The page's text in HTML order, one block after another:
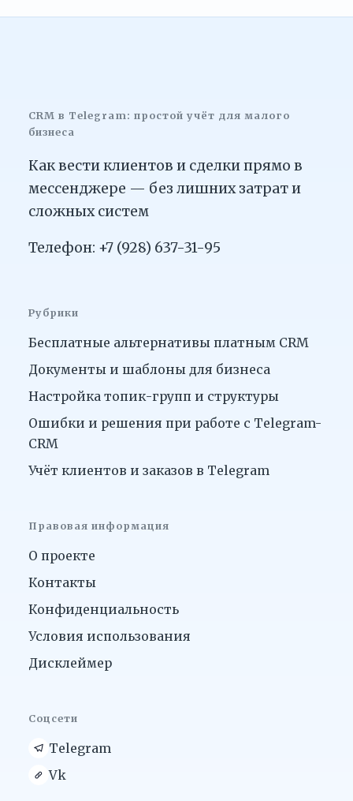
CRM в Telegram: простой учёт для малого
бизнеса
Как вести клиентов и сделки прямо в
мессенджере — без лишних затрат и
сложных систем
Телефон: +7 (928) 637-31-95
Рубрики
Бесплатные альтернативы платным CRM
Документы и шаблоны для бизнеса
Настройка топик-групп и структуры
Ошибки и решения при работе с Telegram-
CRM
Учёт клиентов и заказов в Telegram
Правовая информация
О проекте
Контакты
Конфиденциальность
Условия использования
Дисклеймер
Соцсети
Telegram
Vk